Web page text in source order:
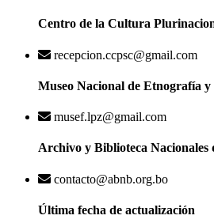
Centro de la Cultura
recepcion.ccpsc@gmail.com
Museo Nacional de Etnografía
musef.lpz@gmail.com
Archivo y Biblioteca Nacionales
contacto@abnb.org.bo
Última fecha de actualización